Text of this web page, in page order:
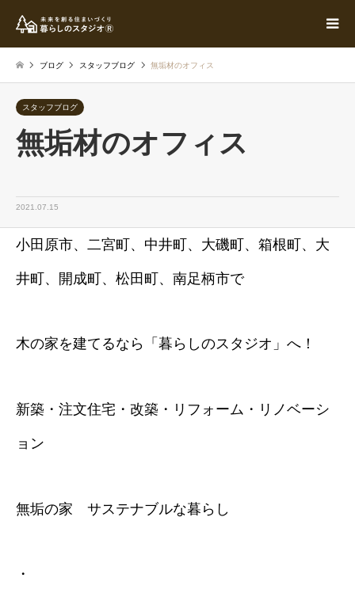
ブログ スタッフブログ 無垢材のオフィス
スタッフブログ
無垢材のオフィス
2021.07.15
小田原市、二宮町、中井町、大磯町、箱根町、大
井町、開成町、松田町、南足柄市で
木の家を建てるなら「暮らしのスタジオ」へ！
新築・注文住宅・改築・リフォーム・リノベーシ
ョン
無垢の家 サステナブルな暮らし
・